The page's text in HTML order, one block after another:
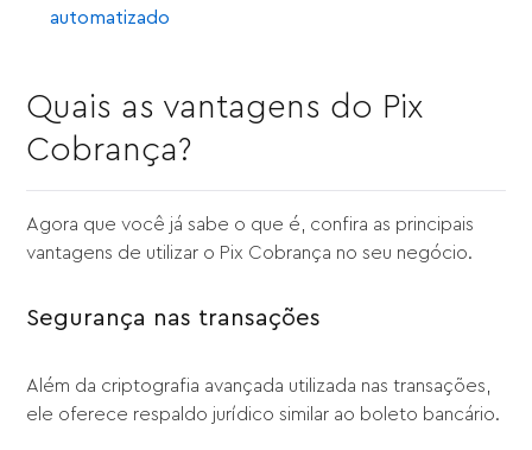
automatizado
Quais as vantagens do Pix
Cobrança?
Agora que você já sabe o que é, confira as principais
vantagens de utilizar o Pix Cobrança no seu negócio.
Segurança nas transações
Além da criptografia avançada utilizada nas transações,
ele oferece respaldo jurídico similar ao boleto bancário.